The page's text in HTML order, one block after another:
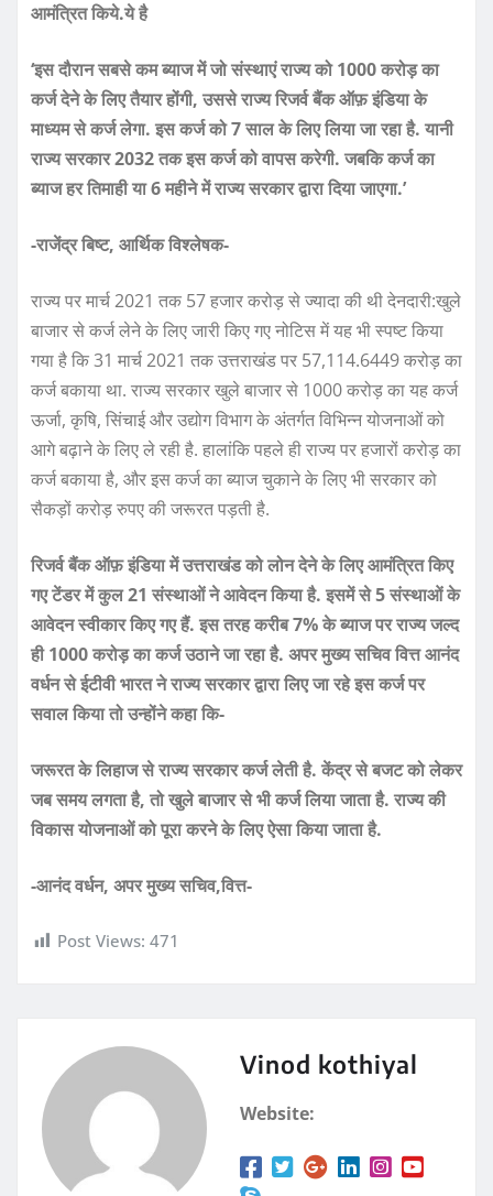
आमंत्रित किये.ये है
‘इस दौरान सबसे कम ब्याज में जो संस्थाएं राज्य को 1000 करोड़ का
कर्ज देने के लिए तैयार होंगी, उससे राज्य रिजर्व बैंक ऑफ़ इंडिया के
माध्यम से कर्ज लेगा. इस कर्ज को 7 साल के लिए लिया जा रहा है. यानी
राज्य सरकार 2032 तक इस कर्ज को वापस करेगी. जबकि कर्ज का
ब्याज हर तिमाही या 6 महीने में राज्य सरकार द्वारा दिया जाएगा.’
-राजेंद्र बिष्ट, आर्थिक विश्लेषक-
राज्य पर मार्च 2021 तक 57 हजार करोड़ से ज्यादा की थी देनदारी:खुले
बाजार से कर्ज लेने के लिए जारी किए गए नोटिस में यह भी स्पष्ट किया
गया है कि 31 मार्च 2021 तक उत्तराखंड पर 57,114.6449 करोड़ का
कर्ज बकाया था. राज्य सरकार खुले बाजार से 1000 करोड़ का यह कर्ज
ऊर्जा, कृषि, सिंचाई और उद्योग विभाग के अंतर्गत विभिन्न योजनाओं को
आगे बढ़ाने के लिए ले रही है. हालांकि पहले ही राज्य पर हजारों करोड़ का
कर्ज बकाया है, और इस कर्ज का ब्याज चुकाने के लिए भी सरकार को
सैकड़ों करोड़ रुपए की जरूरत पड़ती है.
रिजर्व बैंक ऑफ़ इंडिया में उत्तराखंड को लोन देने के लिए आमंत्रित किए
गए टेंडर में कुल 21 संस्थाओं ने आवेदन किया है. इसमें से 5 संस्थाओं के
आवेदन स्वीकार किए गए हैं. इस तरह करीब 7% के ब्याज पर राज्य जल्द
ही 1000 करोड़ का कर्ज उठाने जा रहा है. अपर मुख्य सचिव वित्त आनंद
वर्धन से ईटीवी भारत ने राज्य सरकार द्वारा लिए जा रहे इस कर्ज पर
सवाल किया तो उन्होंने कहा कि-
जरूरत के लिहाज से राज्य सरकार कर्ज लेती है. केंद्र से बजट को लेकर
जब समय लगता है, तो खुले बाजार से भी कर्ज लिया जाता है. राज्य की
विकास योजनाओं को पूरा करने के लिए ऐसा किया जाता है.
-आनंद वर्धन, अपर मुख्य सचिव,वित्त-
Post Views: 471
Vinod kothiyal
Website: